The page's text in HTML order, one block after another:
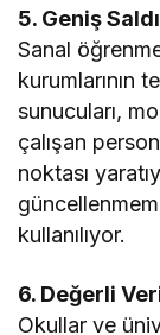
5. Geniş
Sanal
kurumlarının
sunucuları,
çalışan
noktası
kullanılıyor.
6. Değerli
Okullar ve